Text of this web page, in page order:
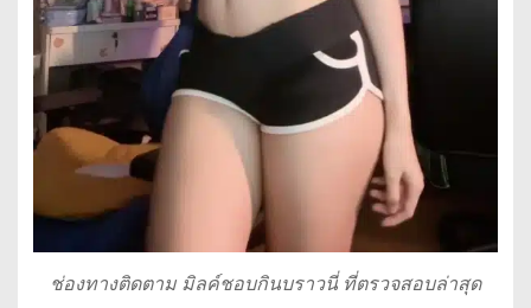
ช่องทางติดตาม มิลค์ชอบกินบราวนี่ ที่ตรวจสอบล่าสุด